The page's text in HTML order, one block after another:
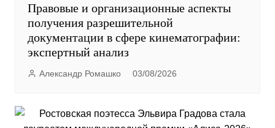
Правовые и организационные аспекты
получения разрешительной
документации в сфере кинематографии:
экспертный анализ
Александр Ромашко 03/08/2026